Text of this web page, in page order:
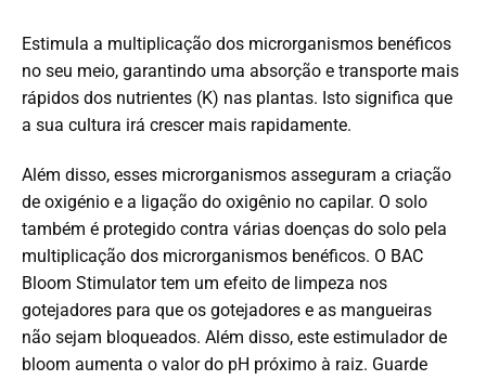
Estimula a multiplicação dos microrganismos benéficos
no seu meio, garantindo uma absorção e transporte mais
rápidos dos nutrientes (K) nas plantas. Isto significa que
a sua cultura irá crescer mais rapidamente.
Além disso, esses microrganismos asseguram a criação
de oxigénio e a ligação do oxigênio no capilar. O solo
também é protegido contra várias doenças do solo pela
multiplicação dos microrganismos benéficos. O BAC
Bloom Stimulator tem um efeito de limpeza nos
gotejadores para que os gotejadores e as mangueiras
não sejam bloqueados. Além disso, este estimulador de
bloom aumenta o valor do pH próximo à raiz. Guarde